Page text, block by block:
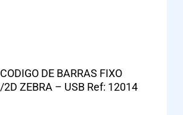
DE BARRAS FIXO
ZEBRA – USB Ref: 12014